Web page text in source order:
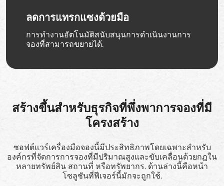
ลดการแทรกแซงด้วยมือ
การทำงานอัตโนมัติสนับสนุนการดำเนินงานการ
จองที่สามารถขยายได้.
สร้างขึ้นสำหรับธุรกิจที่พึ่งพาการจองที่มี
โครงสร้าง
ซอฟต์แวร์เครื่องมือจองนี้มีประสิทธิภาพโดยเฉพาะสำหรับ
องค์กรที่จัดการการจองที่มีปริมาณสูงและขับเคลื่อนด้วยกฎใน
หลายทรัพย์สิน สถานที่ หรือทรัพยากร. ด้านล่างนี้คือหน้า
โซลูชันที่ฟีเจอร์นี้มักจะถูกใช้.